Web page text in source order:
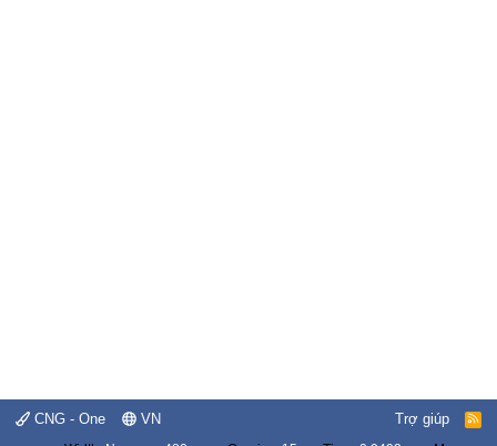
CNG - One VN Trợ giúp
R